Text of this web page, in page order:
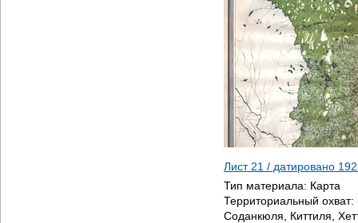
Лист 21 / датировано
Тип материала: Карта
Территориальный охват:
Соданкюля, Киттиля,